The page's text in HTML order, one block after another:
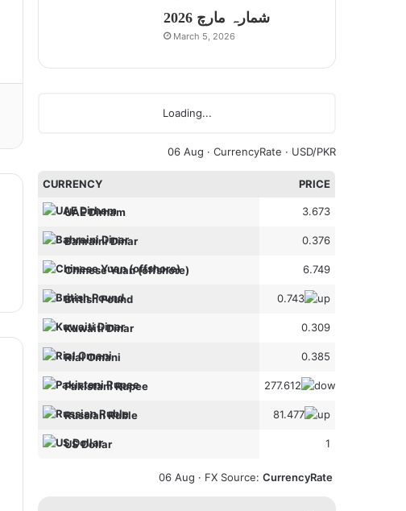
شمارہ مارچ 2026
March 5, 2026
Loading...
06 Aug · CurrencyRate · USD/PKR
CURRENCY PRICE
UAE Dirham 3.673
Bahraini Dinar 0.376
Chinese Yuan (offshore) 6.749
British Pound 0.743
Kuwaiti Dinar 0.309
Rial Omani 0.385
Pakistani Rupee 277.612
Russian Ruble 81.477
US Dollar 1
06 Aug · FX Source: CurrencyRate